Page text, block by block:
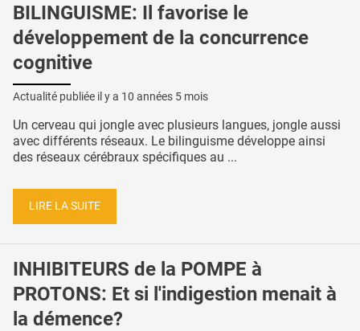
BILINGUISME: Il favorise le
développement de la concurrence
cognitive
Actualité publiée il y a 10 années 5 mois
Un cerveau qui jongle avec plusieurs langues, jongle aussi
avec différents réseaux. Le bilinguisme développe ainsi
des réseaux cérébraux spécifiques au ...
LIRE LA SUITE
INHIBITEURS de la POMPE à
PROTONS: Et si l'indigestion menait à
la démence?